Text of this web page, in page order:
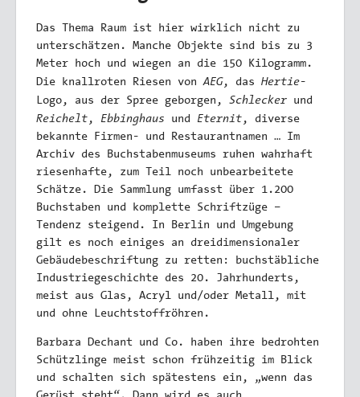
Das Thema Raum ist hier wirklich nicht zu
unterschätzen. Manche Objekte sind bis zu 3
Meter hoch und wiegen an die 150 Kilogramm.
Die knallroten Riesen vonAEG , das Hertie-
Logo, aus der Spree geborgen, Schlecker und
Reichelt , Ebbinghaus und Eternit , diverse
bekannte Firmen- und Restaurantnamen … Im
Archiv des Buchstabenmuseums ruhen wahrhaft
riesenhafte, zum Teil noch unbearbeitete
Schätze. Die Sammlung umfasst über 1.200
Buchstaben und komplette Schriftzüge –
Tendenz steigend. In Berlin und Umgebung
gilt es noch einiges an dreidimensionaler
Gebäudebeschriftung zu retten: buchstäbliche
Industriegeschichte des 20. Jahrhunderts,
meist aus Glas, Acryl und/oder Metall, mit
und ohne Leuchtstoffröhren.
Barbara Dechant und Co. haben ihre bedrohten
Schützlinge meist schon frühzeitig im Blick
und schalten sich spätestens ein, „wenn das